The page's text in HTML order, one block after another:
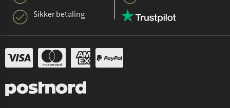
Sikker betaling